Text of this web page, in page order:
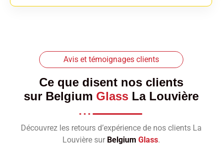
Avis et témoignages clients
Ce que disent nos clients
sur Belgium GlassLa Louvière
Découvrez les retours d’expérience de nos clients La
Louvière sur Belgium Glass.